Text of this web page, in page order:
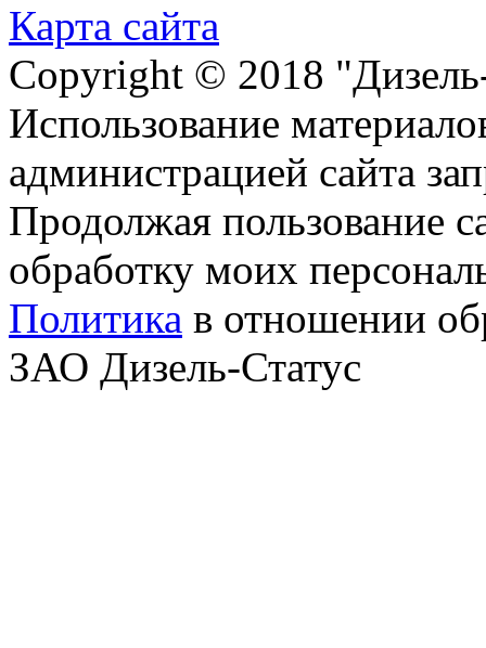
Карта сайта
Copyright © 2018
Использование
администрацией сайта
Продолжая пользование
обработку моих
Политика в отношении
ЗАО Дизель-Статус